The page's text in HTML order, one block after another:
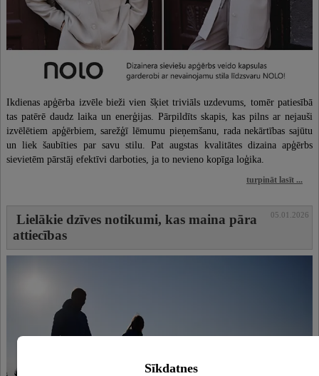
Ikdienas apģērba izvēle bieži vien šķiet triviāls uzdevums, tomēr patiesībā
tas patērē daudz laika un enerģijas. Pārpildīts skapis, kas pilns ar nejauši
izvēlētiem apģērbiem, sarežģī lēmumu pieņemšanu, rada nekārtības sajūtu
un liek šaubīties par savu stilu. Pat augstas kvalitātes dizaina apģērbs
sievietēm pārstāj efektīvi darboties, ja to nevieno kopīga loģika.
turpināt lasīt ...
Lielākie dzīves notikumi, kas maina pāra
attiecības
05.01.2026
Sīkdatnes